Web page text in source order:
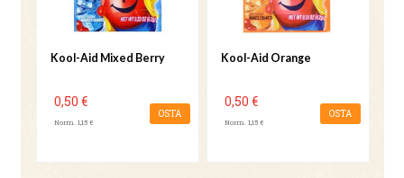
Kool-Aid Mixed Berry
0,50 €
Norm. 1,15 €
OSTA
Kool-Aid Orange
0,50 €
Norm. 1,15 €
OSTA